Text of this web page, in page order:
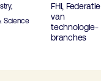
Science
FHI, Federatie
van
technologie-
branches